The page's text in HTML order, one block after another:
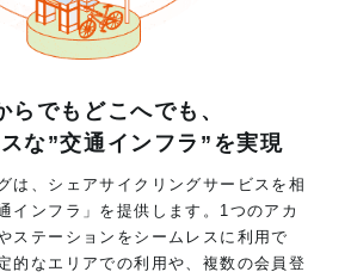
らでもどこへでも、
な”交通インフラ”を実現
は、シェアサイクリングサービスを相
インフラ」を提供します。1つのアカ
ステーションをシームレスに利用で
的なエリアでの利用や、複数の会員登